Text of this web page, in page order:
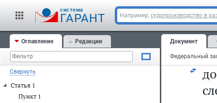
cистема
ГАРАНТ Например, судопроизводство в
Оглавление Редакции
Свернуть
Статья 1
Пункт 1
Документ